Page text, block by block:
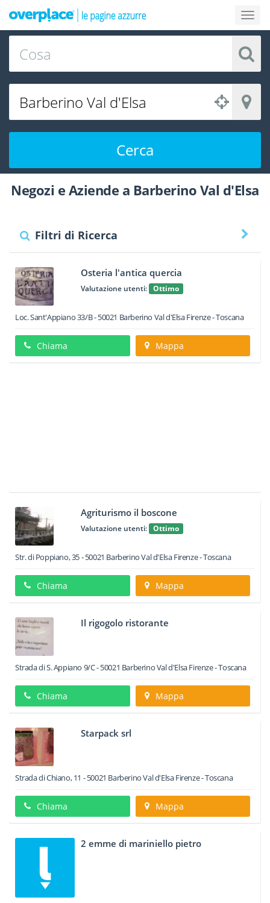
Cerca
Negozi e Aziende a Barberino Val d'Elsa
Filtri di Ricerca
Osteria l'antica quercia
Valutazione utenti: Ottimo
Loc. Sant'Appiano 33/B-50021 Barberino Val d'ElsaFirenze -Toscana
Chiama Mappa
Agriturismo il boscone
Valutazione utenti: Ottimo
Str. di Poppiano, 35-50021 Barberino Val d'ElsaFirenze -Toscana
Chiama Mappa
Il rigogolo ristorante
Strada di S. Appiano 9/C-50021 Barberino Val d'ElsaFirenze -Toscana
Chiama Mappa
Starpack srl
Strada di Chiano, 11 -50021 Barberino Val d'ElsaFirenze -Toscana
Chiama Mappa
2 emme di mariniello pietro